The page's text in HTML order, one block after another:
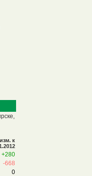
изм. к
+280
-668
0